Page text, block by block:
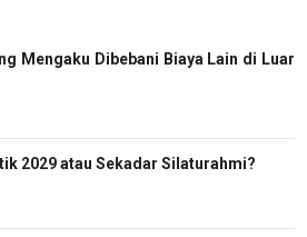
Mengaku Dibebani Biaya Lain di Luar
2029 atau Sekadar Silaturahmi?